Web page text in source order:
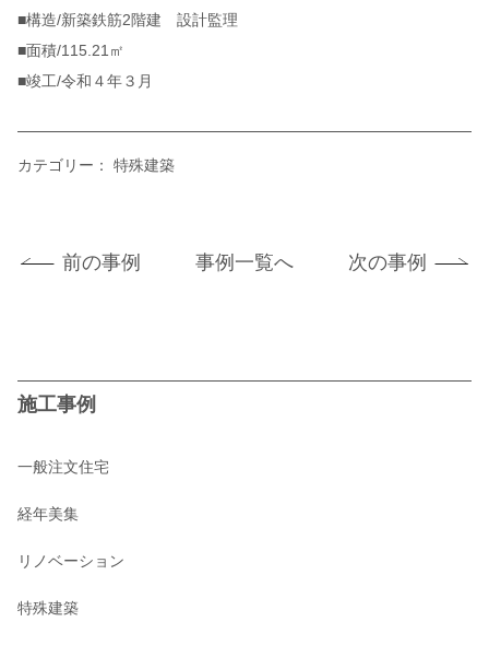
■構造/新築鉄筋2階建 設計監理
■面積/115.21㎡
■竣工/令和４年３月
カテゴリー： 特殊建築
前の事例 事例一覧へ 次の事例
施工事例
一般注文住宅
経年美集
リノベーション
特殊建築